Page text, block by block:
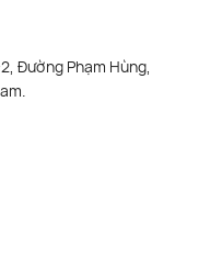
Đường Phạm Hùng,